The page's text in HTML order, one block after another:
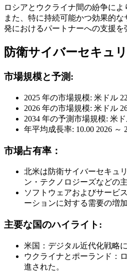
ロシアとウクライナ間の紛争に
また、特に持続可能かつ効果的
発におけるパートナーへの支援を
防衛サイバーセキュ
市場規模と予測:
2025 年の市場規模: 米ドル
2026 年の市場規模: 米ドル
2034 年の予測市場規模: 米
年平均成長率: 10.00 2026 ～
市場占有率：
北米は防衛サイバーセキュ
ン・テクノロジーズなどの
ソフトウェアおよびサービ
ーションに対する需要の増
主要な国のハイライト:
米国：デジタル近代化戦略
ウクライナとポーランド：
進された。